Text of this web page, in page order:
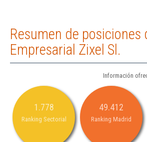
Resumen de posiciones
Empresarial Zixel Sl.
Información
1.778
Ranking Sectorial
49.412
Ranking Madrid